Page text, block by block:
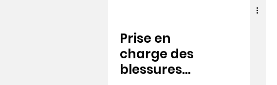
Prise en
charge des
blessures